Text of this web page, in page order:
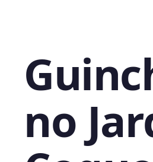
no